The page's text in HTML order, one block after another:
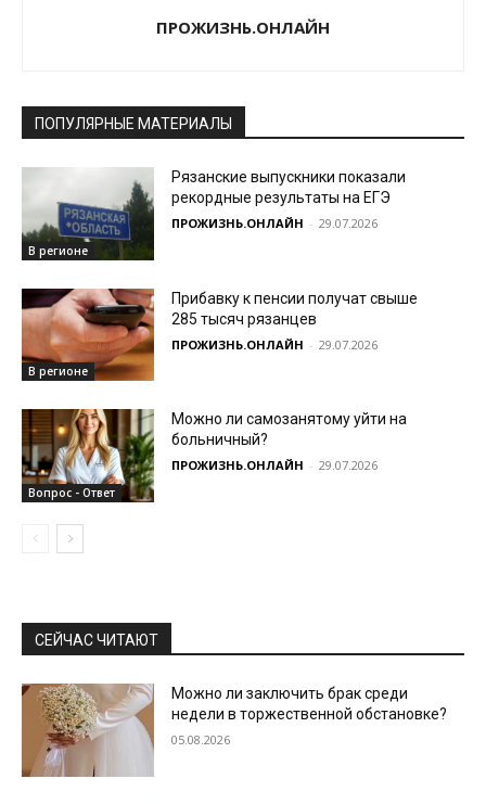
ПРОЖИЗНЬ.ОНЛАЙН
ПОПУЛЯРНЫЕ МАТЕРИАЛЫ
В регионе
Рязанские выпускники показали
рекордные результаты на ЕГЭ
ПРОЖИЗНЬ.ОНЛАЙН - 29.07.2026
В регионе
Прибавку к пенсии получат свыше
285 тысяч рязанцев
ПРОЖИЗНЬ.ОНЛАЙН - 29.07.2026
Вопрос - Ответ
Можно ли самозанятому уйти на
больничный?
ПРОЖИЗНЬ.ОНЛАЙН - 29.07.2026
СЕЙЧАС ЧИТАЮТ
Можно ли заключить брак среди
недели в торжественной обстановке?
05.08.2026